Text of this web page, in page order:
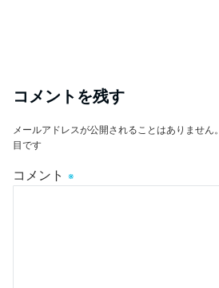
コメントを残す
メールアドレスが公開されることはありません。
目です
コメント ※